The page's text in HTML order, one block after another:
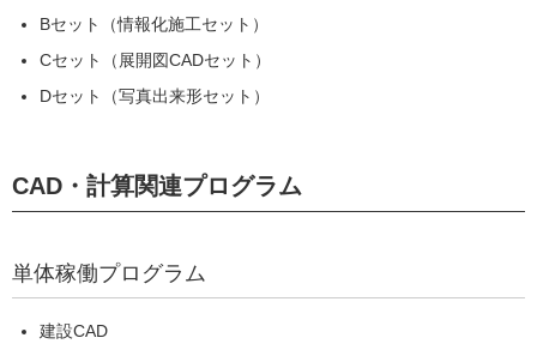
Bセット（情報化施工セット）
Cセット（展開図CADセット）
Dセット（写真出来形セット）
CAD・計算関連プログラム
単体稼働プログラム
建設CAD